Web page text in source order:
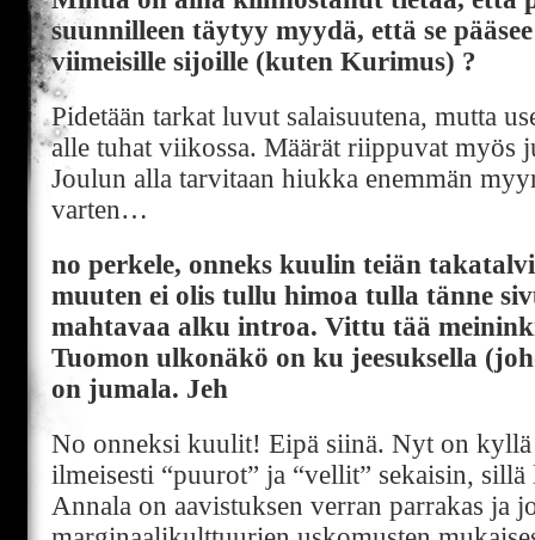
suunnilleen täytyy myydä, että se
viimeisille sijoille (kuten Kurimus) ?
Pidetään tarkat luvut salaisuutena, mutta
alle tuhat viikossa. Määrät riippuvat myös
Joulun alla tarvitaan hiukka enemmän
varten…
no perkele, onneks kuulin teiän
muuten ei olis tullu himoa tulla tänne
mahtavaa alku introa. Vittu tää
Tuomon ulkonäkö on ku jeesuksella
on jumala. Jeh
No onneksi kuulit! Eipä siinä. Nyt on
ilmeisesti “puurot” ja “vellit” sekaisin,
Annala on aavistuksen verran parrakas ja